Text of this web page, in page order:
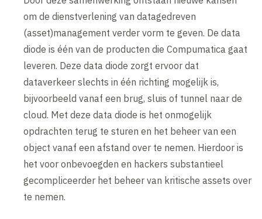
om de dienstverlening van datagedreven
(asset)management verder vorm te geven. De data
diode is één van de producten die Compumatica gaat
leveren. Deze data diode zorgt ervoor dat
dataverkeer slechts in één richting mogelijk is,
bijvoorbeeld vanaf een brug, sluis of tunnel naar de
cloud. Met deze data diode is het onmogelijk
opdrachten terug te sturen en het beheer van een
object vanaf een afstand over te nemen. Hierdoor is
het voor onbevoegden en hackers substantieel
gecompliceerder het beheer van kritische assets over
te nemen.